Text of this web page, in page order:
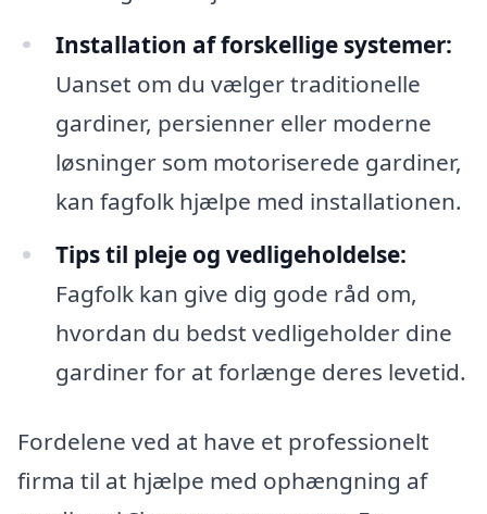
Installation af forskellige systemer:
Uanset om du vælger traditionelle
gardiner, persienner eller moderne
løsninger som motoriserede gardiner,
kan fagfolk hjælpe med installationen.
Tips til pleje og vedligeholdelse:
Fagfolk kan give dig gode råd om,
hvordan du bedst vedligeholder dine
gardiner for at forlænge deres levetid.
Fordelene ved at have et professionelt
firma til at hjælpe med ophængning af